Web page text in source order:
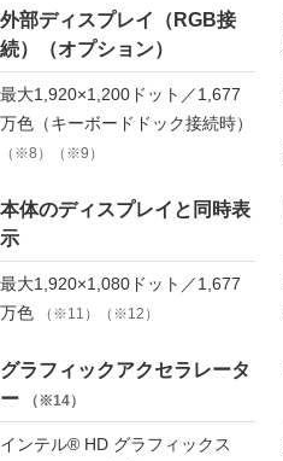
外部ディスプレイ（RGB接
続）（オプション）
最大1,920×1,200ドット／1,677
万色（キーボードドック接続時）
（※8）（※9）
本体のディスプレイと同時表
示
最大1,920×1,080ドット／1,677
万色
（※11）（※12）
グラフィックアクセラレータ
ー
（※14）
インテル® HD グラフィックス